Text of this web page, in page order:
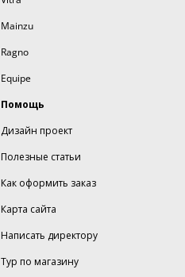
Mainzu
Ragno
Equipe
Помощь
Дизайн проект
Полезные статьи
Как оформить заказ
Карта сайта
Написать директору
Тур по магазину